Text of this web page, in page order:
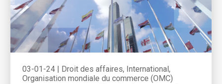
03-01-24
Droit des affaires, International,
Organisation mondiale du commerce (OMC)